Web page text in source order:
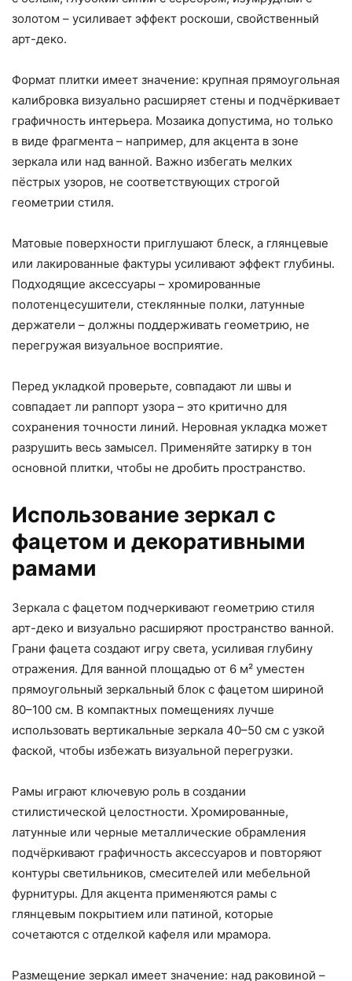
золотом – усиливает эффект роскоши, свойственный
арт-деко.
Формат плитки имеет значение: крупная прямоугольная
калибровка визуально расширяет стены и подчёркивает
графичность интерьера. Мозаика допустима, но только
в виде фрагмента – например, для акцента в зоне
зеркала или над ванной. Важно избегать мелких
пёстрых узоров, не соответствующих строгой
геометрии стиля.
Матовые поверхности приглушают блеск, а глянцевые
или лакированные фактуры усиливают эффект глубины.
Подходящие аксессуары – хромированные
полотенцесушители, стеклянные полки, латунные
держатели – должны поддерживать геометрию, не
перегружая визуальное восприятие.
Перед укладкой проверьте, совпадают ли швы и
совпадает ли раппорт узора – это критично для
сохранения точности линий. Неровная укладка может
разрушить весь замысел. Применяйте затирку в тон
основной плитки, чтобы не дробить пространство.
Использование зеркал с
фацетом и декоративными
рамами
Зеркала с фацетом подчеркивают геометрию стиля
арт-деко и визуально расширяют пространство ванной.
Грани фацета создают игру света, усиливая глубину
отражения. Для ванной площадью от 6 м² уместен
прямоугольный зеркальный блок с фацетом шириной
80–100 см. В компактных помещениях лучше
использовать вертикальные зеркала 40–50 см с узкой
фаской, чтобы избежать визуальной перегрузки.
Рамы играют ключевую роль в создании
стилистической целостности. Хромированные,
латунные или черные металлические обрамления
подчёркивают графичность аксессуаров и повторяют
контуры светильников, смесителей или мебельной
фурнитуры. Для акцента применяются рамы с
глянцевым покрытием или патиной, которые
сочетаются с отделкой кафеля или мрамора.
Размещение зеркал имеет значение: над раковиной –